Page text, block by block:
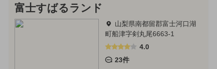
富士すばるランド
山梨県南都留郡富士河口湖
町船津字剣丸尾6663-1
4.0
23件